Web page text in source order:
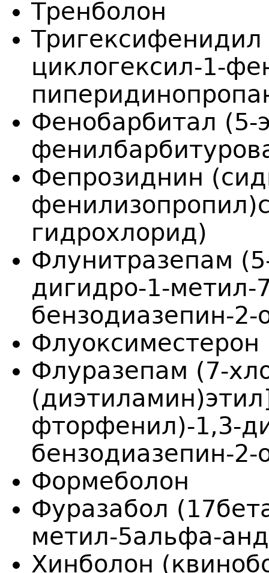
Тренболон
циклогексил-1-
Фенобарбитал (5-
Фепрозиднин
гидрохлорид)
Флунитразепам
дигидро-1-метил-
бензодиазепин-2-
Флуоксиместерон
Флуразепам (7-
фторфенил)-1,3-
бензодиазепин-2-
Формеболон
Фуразабол
метил-5альфа-
Хинболон